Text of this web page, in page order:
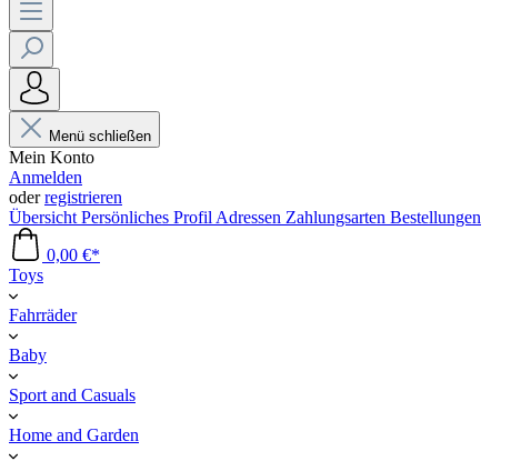
Menü schließen
Mein Konto
Anmelden
oderregistrieren
Übersicht Persönliches Profil Adressen Zahlungsarten Bestellungen
0,00 €*
Toys
Fahrräder
Baby
Sport and Casuals
Home and Garden